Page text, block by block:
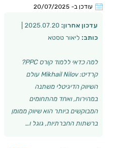
עודכן ב- 20/07/2025
עדכון אחרון:
כותב: ליאור טסטא
למה כדאי ללמוד קורס PPC?
קרדיט: Mikhail Nilov עולם
השיווק הדיגיטלי משתנה
במהירות, ואחד מהתחומים
המבוקשים ביותר הוא שיווק ממומן
ברשתות החברתיות, גוגל ו…